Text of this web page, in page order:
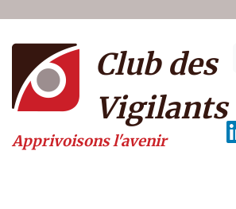
Menu du compte
Club des
Vigilants
Apprivoisons l'avenir